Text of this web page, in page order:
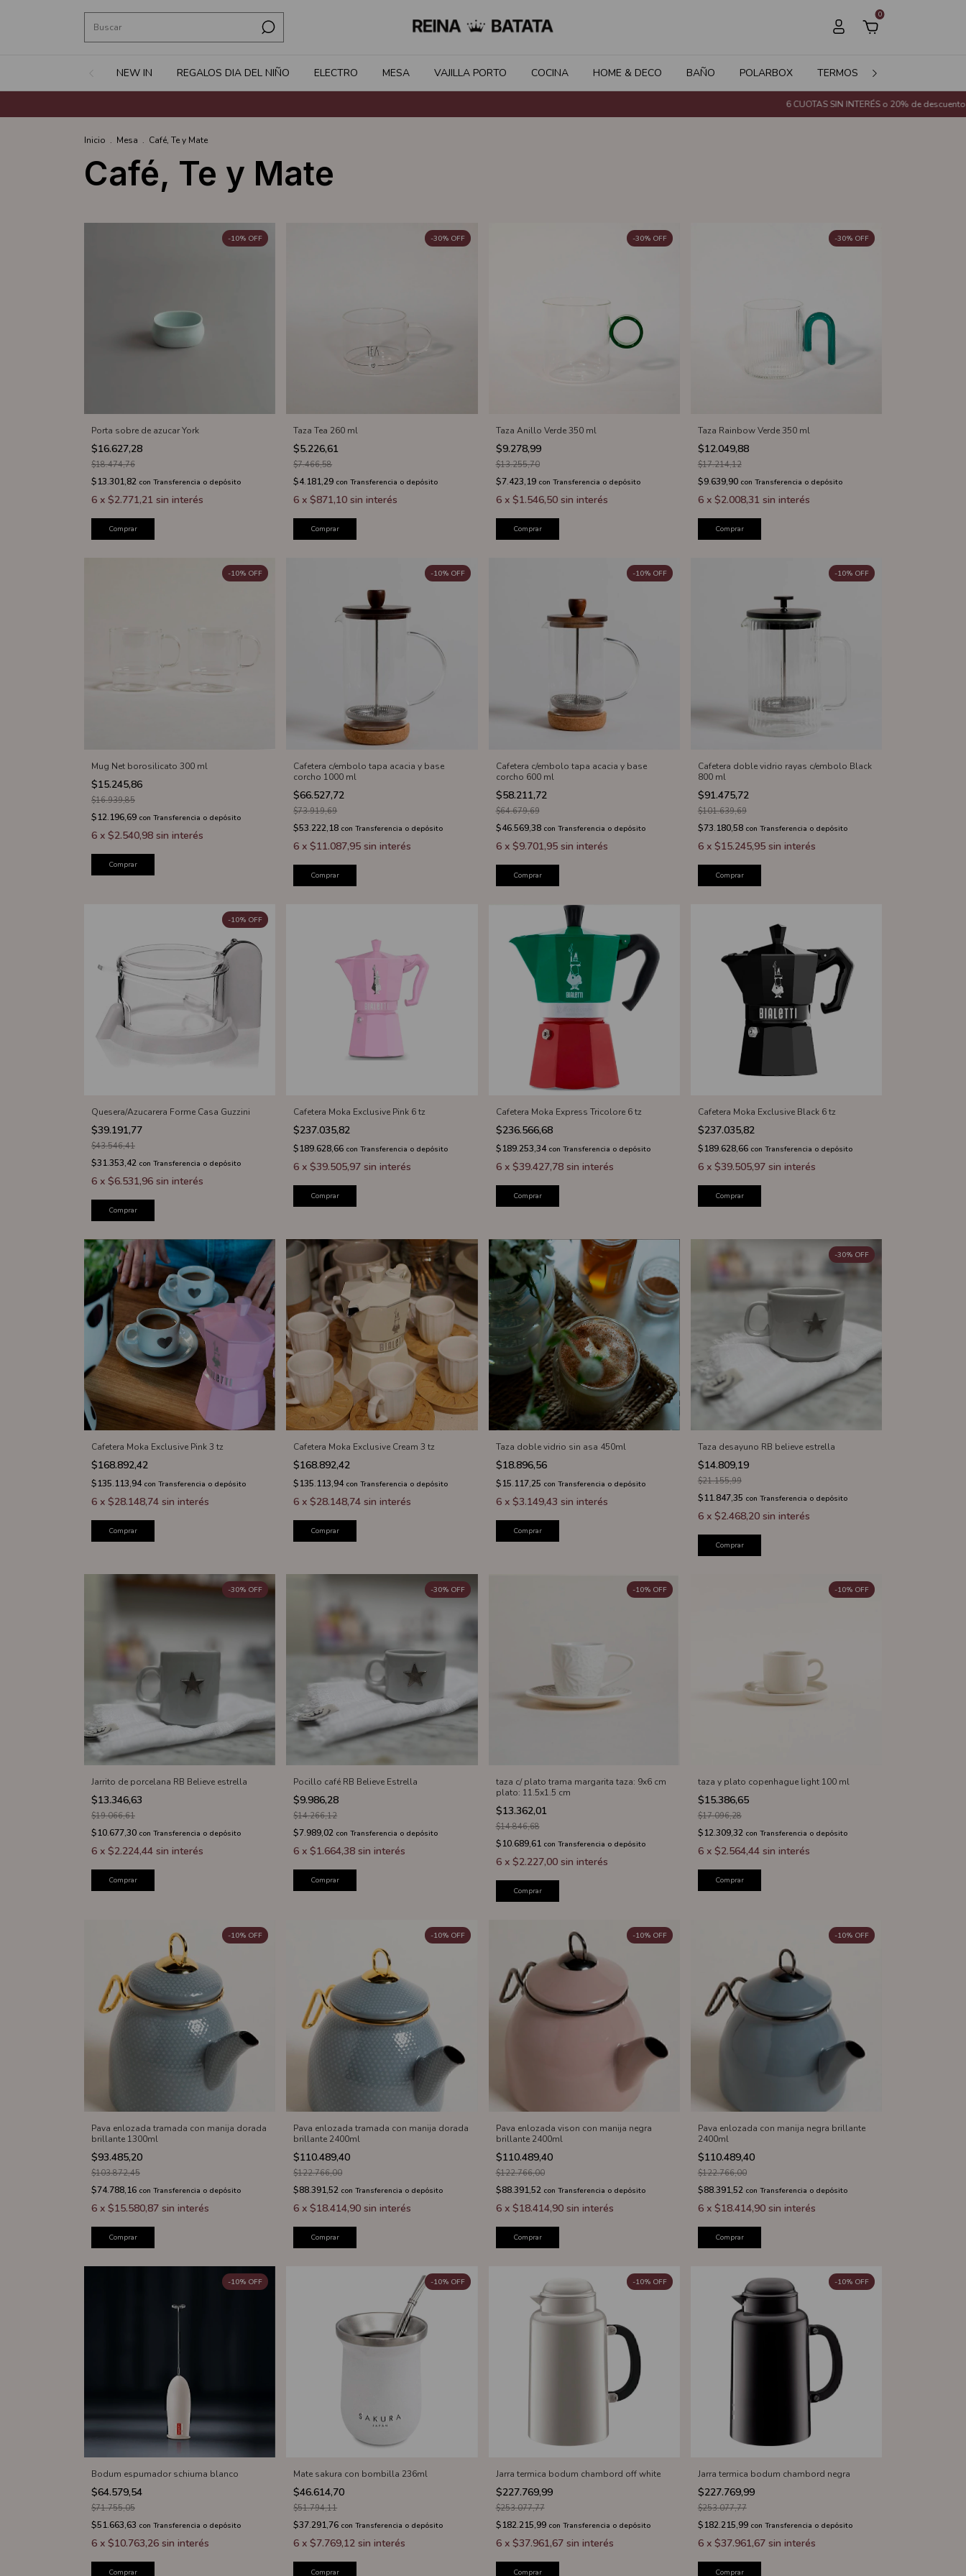
0
NEW IN REGALOS DIA DEL NIÑO ELECTRO MESA VAJILLA PORTO COCINA HOME & DECO BAÑO POLARBOX TERMOS
6 CUOTAS SIN INTERÉS o 20% de descuento con
Inicio . Mesa . Café, Te y Mate
Café, Te y Mate
Porta sobre de azucar York
$16.627,28
-10% OFF
$18.474,76
$13.301,82 con Transferencia o depósito
6 x $2.771,21 sin interés
Comprar
Taza Tea 260 ml
$5.226,61
-30% OFF
$7.466,58
$4.181,29 con Transferencia o depósito
6 x$871,10 sin interés
Comprar
Taza Anillo Verde 350 ml
$9.278,99
-30% OFF
$13.255,70
$7.423,19 con Transferencia o depósito
6 x $1.546,50 sin interés
Comprar
Taza Rainbow Verde 350 ml
$12.049,88
-30% OFF
$17.214,12
$9.639,90 con Transferencia o depósito
6 x $2.008,31 sin interés
Comprar
Mug Net borosilicato 300 ml
$15.245,86
-10% OFF
$16.939,85
$12.196,69 con Transferencia o depósito
6 x $2.540,98 sin interés
Comprar
Cafetera c/embolo tapa acacia y base
corcho 1000 ml
$66.527,72
-10% OFF
$73.919,69
$53.222,18 con Transferencia o depósito
6 x$11.087,95 sin interés
Comprar
Cafetera c/embolo tapa acacia y base
corcho 600 ml
$58.211,72
-10% OFF
$64.679,69
$46.569,38 con Transferencia o depósito
6 x $9.701,95 sin interés
Comprar
Cafetera doble vidrio rayas c/embolo Black
800 ml
$91.475,72
-10% OFF
$101.639,69
$73.180,58 con Transferencia o depósito
6 x $15.245,95 sin interés
Comprar
Quesera/Azucarera Forme Casa Guzzini
$39.191,77
-10% OFF
$43.546,41
$31.353,42 con Transferencia o depósito
6 x $6.531,96 sin interés
Comprar
Cafetera Moka Exclusive Pink 6 tz
$237.035,82
$189.628,66 con Transferencia o depósito
6 x$39.505,97 sin interés
Comprar
Cafetera Moka Express Tricolore 6 tz
$236.566,68
$189.253,34 con Transferencia o depósito
6 x $39.427,78 sin interés
Comprar
Cafetera Moka Exclusive Black 6 tz
$237.035,82
$189.628,66 con Transferencia o depósito
6 x $39.505,97 sin interés
Comprar
Cafetera Moka Exclusive Pink 3 tz
$168.892,42
$135.113,94 con Transferencia o depósito
6 x $28.148,74 sin interés
Comprar
Cafetera Moka Exclusive Cream 3 tz
$168.892,42
$135.113,94 con Transferencia o depósito
6 x$28.148,74 sin interés
Comprar
Taza doble vidrio sin asa 450ml
$18.896,56
$15.117,25 con Transferencia o depósito
6 x $3.149,43 sin interés
Comprar
Taza desayuno RB believe estrella
$14.809,19
-30% OFF
$21.155,99
$11.847,35 con Transferencia o depósito
6 x $2.468,20 sin interés
Comprar
Jarrito de porcelana RB Believe estrella
$13.346,63
-30% OFF
$19.066,61
$10.677,30 con Transferencia o depósito
6 x $2.224,44 sin interés
Comprar
Pocillo café RB Believe Estrella
$9.986,28
-30% OFF
$14.266,12
$7.989,02 con Transferencia o depósito
6 x$1.664,38 sin interés
Comprar
taza c/ plato trama margarita taza: 9x6 cm
plato: 11.5x1.5 cm
$13.362,01
-10% OFF
$14.846,68
$10.689,61 con Transferencia o depósito
6 x $2.227,00 sin interés
Comprar
taza y plato copenhague light 100 ml
$15.386,65
-10% OFF
$17.096,28
$12.309,32 con Transferencia o depósito
6 x $2.564,44 sin interés
Comprar
Pava enlozada tramada con manija dorada
brillante 1300ml
$93.485,20
-10% OFF
$103.872,45
$74.788,16 con Transferencia o depósito
6 x $15.580,87 sin interés
Comprar
Pava enlozada tramada con manija dorada
brillante 2400ml
$110.489,40
-10% OFF
$122.766,00
$88.391,52 con Transferencia o depósito
6 x$18.414,90 sin interés
Comprar
Pava enlozada vison con manija negra
brillante 2400ml
$110.489,40
-10% OFF
$122.766,00
$88.391,52 con Transferencia o depósito
6 x $18.414,90 sin interés
Comprar
Pava enlozada con manija negra brillante
2400ml
$110.489,40
-10% OFF
$122.766,00
$88.391,52 con Transferencia o depósito
6 x $18.414,90 sin interés
Comprar
Bodum espumador schiuma blanco
$64.579,54
-10% OFF
$71.755,05
$51.663,63 con Transferencia o depósito
6 x $10.763,26 sin interés
Comprar
Mate sakura con bombilla 236ml
$46.614,70
-10% OFF
$51.794,11
$37.291,76 con Transferencia o depósito
6 x$7.769,12 sin interés
Comprar
Jarra termica bodum chambord off white
$227.769,99
-10% OFF
$253.077,77
$182.215,99 con Transferencia o depósito
6 x $37.961,67 sin interés
Comprar
Jarra termica bodum chambord negra
$227.769,99
-10% OFF
$253.077,77
$182.215,99 con Transferencia o depósito
6 x $37.961,67 sin interés
Comprar